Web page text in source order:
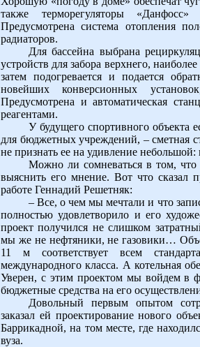
также терморегуляторы
Предусмотрена система отопления
радиаторов.
Для бассейна выбрана
устройств для забора верхнего,
затем подогревается и подается
новейших конверсионных
Предусмотрена и автоматическая
реагентами.
У будущего спортивного объекта
для бюджетных учреждений, – сметная
не признать ее на удивление
Можно ли сомневаться в том, что
выяснить его мнение. Вот что сказал
работе Геннадий Решетняк:
– Все, о чем мы мечтали и что
полностью удовлетворило и его
проект получился не слишком
мы же не нефтяники, не газовики…
11 м соответствует всем
международного класса. А котельная
Уверен, с этим проектом мы войдем в
бюджетные средства на его
Довольный первым опытом
заказал ей проектирование нового
Баррикадной, на том месте, где
вуза.